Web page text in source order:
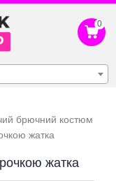
0
брючний костюм
жатка
жатка